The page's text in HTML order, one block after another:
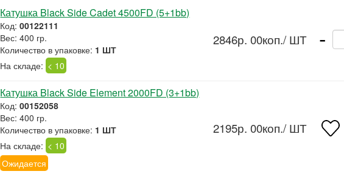
Катушка Black Side Cadet 4500FD (5+1bb)
Код:00122111
Вес: 400 гр.
Количество в упаковке: 1 ШТ
На складе: < 10
2846р. 00коп./ ШТ -
Катушка Black Side Element 2000FD (3+1bb)
Код:00152058
Вес: 400 гр.
Количество в упаковке: 1 ШТ
На складе: < 10
Ожидается
2195р. 00коп./ ШТ